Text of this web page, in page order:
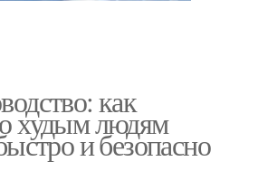
как
худым людям
и безопасно